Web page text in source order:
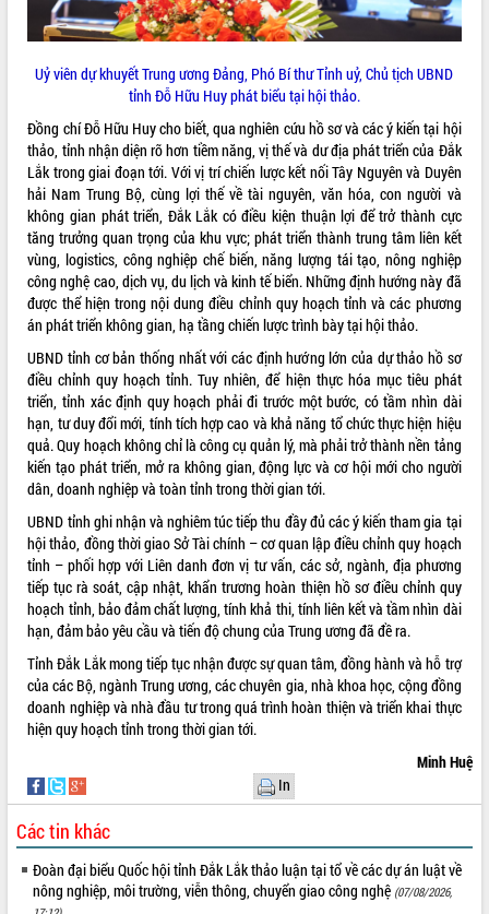
Giai đoạn 2026-2030, Đắk Lắk phấn
đấu có 77% xã đạt chuẩn nông thôn
Chuyển đổi số 'mở đường' cho nông
nghiệp Đắk Lắk tăng trưởng bứt phá
Triển khai đồng bộ đo đạc, lập hồ sơ
địa chính, hoàn thiện cơ sở dữ liệu đất
đai
Ứng dụng sinh trắc học - Bước tiến
trong hành trình chuyển đổi số tại Đắk
Lắk
Đắk Lắk nâng cao hiệu quả công tác
Đảng từ Sổ tay đảng viên điện tử
Đắk Lắk đẩy mạnh nuôi biển công
nghệ, hướng tới phát triển thủy sản
bền vững
Tập huấn nâng cao năng lực triển khai
chuyển đổi số cho cán bộ, công chức
cấp xã
Đắk Lắk phát động hưởng ứng Ngày
Quyền của người tiêu dùng Việt Nam
Đẩy mạnh cải cách hành chính, quyết
tâm đạt được mục tiêu tăng trưởng
hai con số trong năm 2026
Tổ chức trang trọng Lễ hội Đền thờ
Lương Văn Chánh năm 2026
Phó Bí thư Tỉnh ủy Đắk Lắk Đỗ Hữu
Huy giữ chức Bí thư Đảng ủy Ủy Ban
Nhân dân tỉnh
Bệnh án điện tử thúc đẩy chuyển đổi
Chuyển đổi số thư viện: Mở rộng
không gian tri thức trong thời đại số
Đánh giá, rút kinh nghiệm công tác tổ
chức diễn tập trước ngày bầu cử
Chương trình “Gặp gỡ hữu nghị –
Friendship Meeting New Year 2026”
Uỷ viên dự khuyết Trung ương Đảng, Phó Bí thư Tỉnh uỷ, Chủ tịch UBND
tỉnh Đỗ Hữu Huy phát biểu tại hội thảo.
Đồng chí Đỗ Hữu Huy cho biết, qua nghiên cứu hồ sơ và các ý kiến tại hội
thảo, tỉnh nhận diện rõ hơn tiềm năng, vị thế và dư địa phát triển của Đắk
Lắk trong giai đoạn tới. Với vị trí chiến lược kết nối Tây Nguyên và Duyên
hải Nam Trung Bộ, cùng lợi thế về tài nguyên, văn hóa, con người và
không gian phát triển, Đắk Lắk có điều kiện thuận lợi để trở thành cực
tăng trưởng quan trọng của khu vực; phát triển thành trung tâm liên kết
vùng, logistics, công nghiệp chế biến, năng lượng tái tạo, nông nghiệp
công nghệ cao, dịch vụ, du lịch và kinh tế biển. Những định hướng này đã
được thể hiện trong nội dung điều chỉnh quy hoạch tỉnh và các phương
án phát triển không gian, hạ tầng chiến lược trình bày tại hội thảo.
UBND tỉnh cơ bản thống nhất với các định hướng lớn của dự thảo hồ sơ
điều chỉnh quy hoạch tỉnh. Tuy nhiên, để hiện thực hóa mục tiêu phát
triển, tỉnh xác định quy hoạch phải đi trước một bước, có tầm nhìn dài
hạn, tư duy đổi mới, tính tích hợp cao và khả năng tổ chức thực hiện hiệu
quả. Quy hoạch không chỉ là công cụ quản lý, mà phải trở thành nền tảng
kiến tạo phát triển, mở ra không gian, động lực và cơ hội mới cho người
dân, doanh nghiệp và toàn tỉnh trong thời gian tới.
UBND tỉnh ghi nhận và nghiêm túc tiếp thu đầy đủ các ý kiến tham gia tại
hội thảo, đồng thời giao Sở Tài chính – cơ quan lập điều chỉnh quy hoạch
tỉnh – phối hợp với Liên danh đơn vị tư vấn, các sở, ngành, địa phương
tiếp tục rà soát, cập nhật, khẩn trương hoàn thiện hồ sơ điều chỉnh quy
hoạch tỉnh, bảo đảm chất lượng, tính khả thi, tính liên kết và tầm nhìn dài
hạn, đảm bảo yêu cầu và tiến độ chung của Trung ương đã đề ra.
Tỉnh Đắk Lắk mong tiếp tục nhận được sự quan tâm, đồng hành và hỗ trợ
của các Bộ, ngành Trung ương, các chuyên gia, nhà khoa học, cộng đồng
doanh nghiệp và nhà đầu tư trong quá trình hoàn thiện và triển khai thực
hiện quy hoạch tỉnh trong thời gian tới.
Minh Huệ
In
Các tin khác
Đoàn đại biểu Quốc hội tỉnh Đắk Lắk thảo luận tại tổ về các dự án luật về
nông nghiệp, môi trường, viễn thông, chuyển giao công nghệ (07/08/2026,